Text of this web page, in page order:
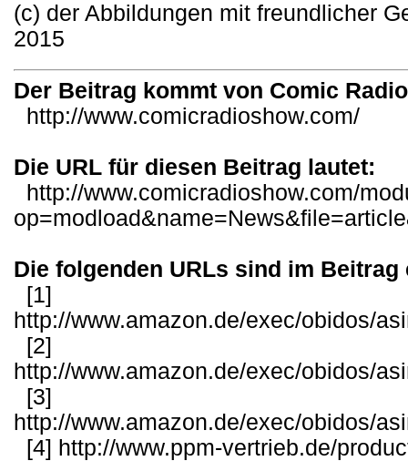
(c) der Abbildungen mit freundlicher
2015
Der Beitrag kommt von Comic
http://www.comicradioshow.com/
Die URL für diesen Beitrag lautet:
http://www.comicradioshow.com/
Die folgenden URLs sind im Beitrag
[1]
http://www.amazon.de/exec/obidos/
[2]
http://www.amazon.de/exec/obidos/
[3]
http://www.amazon.de/exec/obidos/
[4] http://www.ppm-vertrieb.de/